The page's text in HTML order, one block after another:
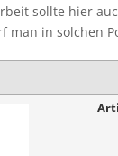
sollte hier
man in solchen